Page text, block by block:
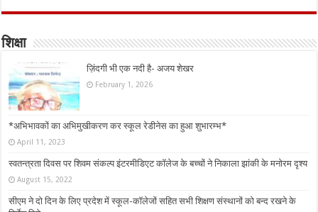
शिक्षा
ज़िंदगी भी एक नदी है- अजय शेखर
February 1, 2026
*अभिभावकों का अभिमुखीकरण कर स्कूल रेडीनेस का हुआ शुभारम्भ*
April 11, 2023
स्वतन्त्रता दिवस पर शिवम संकल्प इंटरमीडिएट कॉलेज के बच्चों ने निकाला झांकी के मनोरम दृश्य
August 15, 2022
सीएम ने दो दिन के लिए प्रदेश में स्कूल-कॉलेजों सहित सभी शिक्षण संस्थानों को बन्द रखने के